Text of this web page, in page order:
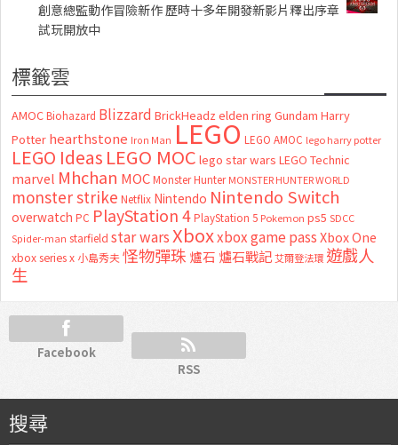
創意總監動作冒險新作 歷時十多年開發新影片釋出序章
試玩開放中
標籤雲
AMOC Biohazard Blizzard BrickHeadz elden ring Gundam Harry
Potter hearthstone Iron Man LEGO LEGO AMOC lego harry potter
LEGO Ideas LEGO MOC lego star wars LEGO Technic
marvel Mhchan MOC Monster Hunter MONSTER HUNTER WORLD
monster strike Netflix Nintendo Nintendo Switch
overwatch PC PlayStation 4 PlayStation 5 Pokemon ps5 SDCC
Spider-man starfield star warsXboxxbox game passXbox One
xbox series x 小島秀夫怪物彈珠 爐石 爐石戰記艾爾登法環 遊戲人
生
Facebook
RSS
搜尋